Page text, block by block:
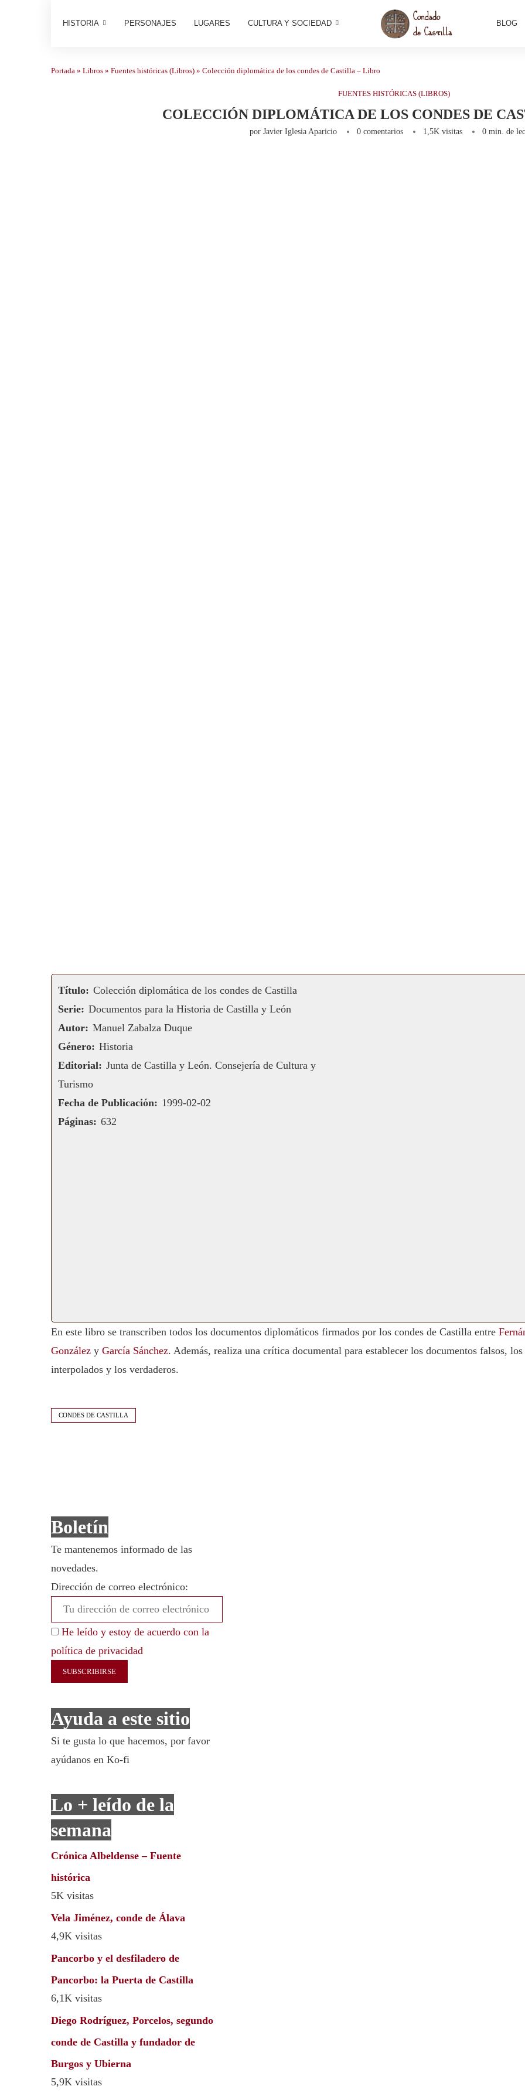
HISTORIA PERSONAJES LUGARES CULTURA Y SOCIEDAD BLOG
Portada » Libros » Fuentes históricas (Libros) » Colección diplomática de los condes de Castilla – Libro
FUENTES HISTÓRICAS (LIBROS)
COLECCIÓN DIPLOMÁTICA DE LOS CONDES DE
por Javier Iglesia Aparicio 0 comentarios 1,5Kvisitas 0 min. de
Título: Colección diplomática de los condes de Castilla
Serie: Documentos para la Historia de Castilla y León
Autor: Manuel Zabalza Duque
Género: Historia
Editorial: Junta de Castilla y León. Consejería de Cultura y
Turismo
Fecha de Publicación: 1999-02-02
Páginas: 632
En este libro se transcriben todos los documentos diplomáticos firmados por los condes de Castilla entre
González y García Sánchez. Además, realiza una crítica documental para establecer los documentos falsos, los
interpolados y los verdaderos.
CONDES DE CASTILLA
Boletín
Te mantenemos informado de las
novedades.
Dirección de correo electrónico:
He leído y estoy de acuerdo con la
política de privacidad
Ayuda a este sitio
Si te gusta lo que hacemos, por favor
ayúdanos en Ko-fi
Lo + leído de la
semana
Crónica Albeldense – Fuente
histórica
5K visitas
Vela Jiménez, conde de Álava
4,9K visitas
Pancorbo y el desfiladero de
Pancorbo: la Puerta de Castilla
6,1K visitas
Diego Rodríguez, Porcelos, segundo
conde de Castilla y fundador de
Burgos y Ubierna
5,9K visitas